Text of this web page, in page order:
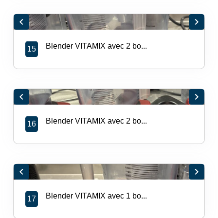
chevron_left chevron_right
15 Blender VITAMIX avec 2 bo...
chevron_left chevron_right
16 Blender VITAMIX avec 2 bo...
chevron_left chevron_right
17 Blender VITAMIX avec 1 bo...